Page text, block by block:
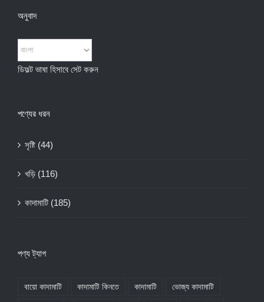
অনুবাদ
ডিফল্ট ভাষা হিসাবে সেট করুন
পণ্যের ধরন
সৃষ্টি (44)
খড়ি (116)
কাদামাটি (185)
পণ্য ট্যাগ
বায়ো কাদামাটি কাদামাটি কিনতে কাদামাটি ভোজ্য কাদামাটি